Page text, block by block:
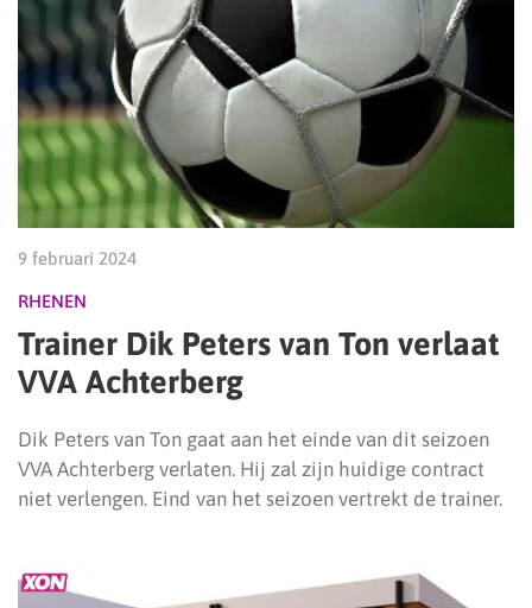
9 februari 2024
RHENEN
Trainer Dik Peters van Ton verlaat
VVA Achterberg
Dik Peters van Ton gaat aan het einde van dit seizoen
VVA Achterberg verlaten. Hij zal zijn huidige contract
niet verlengen. Eind van het seizoen vertrekt de trainer.